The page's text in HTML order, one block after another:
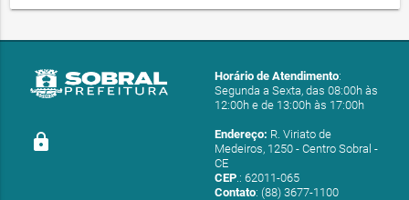
lock
Horário de Atendimento:
Segunda a Sexta, das 08:00h às
12:00h e de 13:00h às 17:00h
Endereço: R. Viriato de
Medeiros, 1250 - Centro Sobral -
CE
CEP.: 62011-065
Contato: (88) 3677-1100